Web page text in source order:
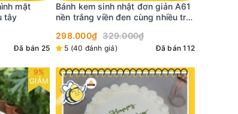
giản A61
nhiều trái
Đã bán 112
Bánh kem sinh nhật đơn giản A60
nền hồng viền trên bánh và dưới
349.000₫
5 (19 đánh giá) Đã bán 140
9%
GIẢM